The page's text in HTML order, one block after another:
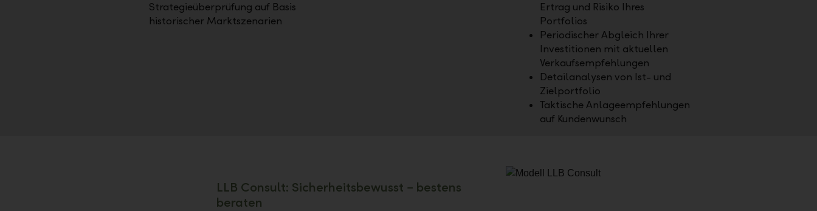
Strategieüberprüfung auf Basis
historischer Marktszenarien
Ertrag und Risiko Ihres
Portfolios
Periodischer Abgleich Ihrer
Investitionen mit aktuellen
Verkaufsempfehlungen
Detailanalysen von Ist- und
Zielportfolio
Taktische Anlageempfehlungen
auf Kundenwunsch
LLB Consult: Sicherheitsbewusst − bestens
beraten